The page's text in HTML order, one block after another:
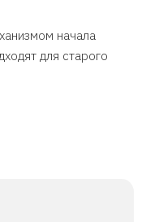
начала
для старого